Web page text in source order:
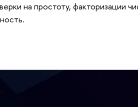
на простоту, факторизации